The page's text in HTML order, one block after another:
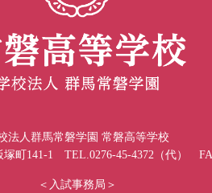
法人群馬常磐学園 常磐高等学校
塚町141-1 TEL.0276-45-4372（代）
＜入試事務局＞